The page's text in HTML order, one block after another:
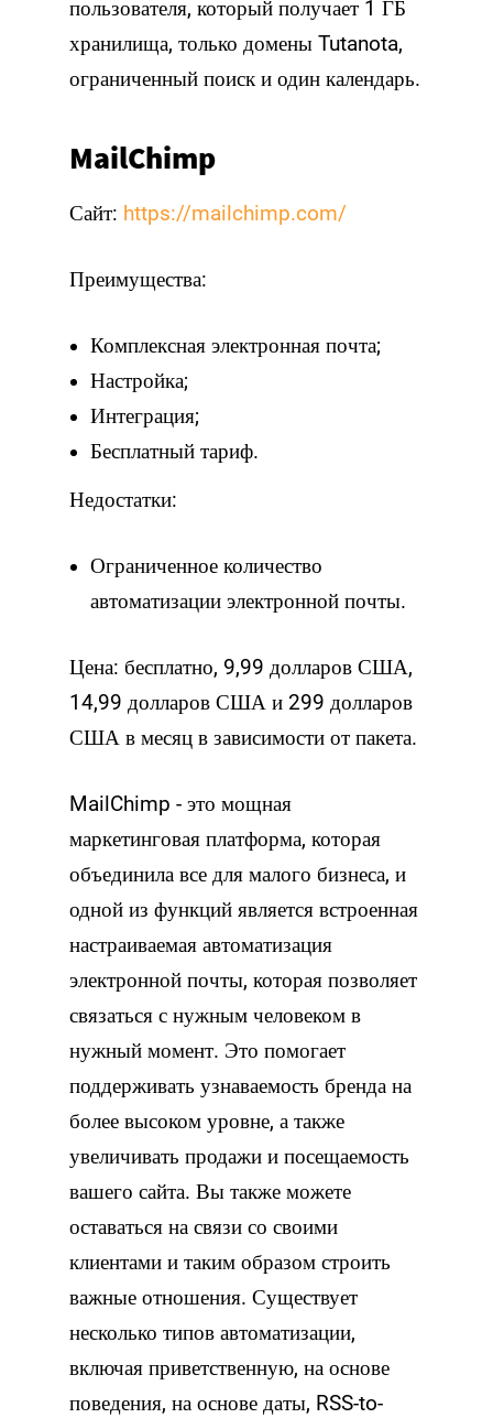
пользователя, который получает 1 ГБ
хранилища, только домены Tutanota,
ограниченный поиск и один календарь.
MailChimp
Сайт: https://mailchimp.com/
Преимущества:
Комплексная электронная почта;
Настройка;
Интеграция;
Бесплатный тариф.
Недостатки:
Ограниченное количество
автоматизации электронной почты.
Цена: бесплатно, 9,99 долларов США,
14,99 долларов США и 299 долларов
США в месяц в зависимости от пакета.
MailChimp - это мощная
маркетинговая платформа, которая
объединила все для малого бизнеса, и
одной из функций является встроенная
настраиваемая автоматизация
электронной почты, которая позволяет
связаться с нужным человеком в
нужный момент. Это помогает
поддерживать узнаваемость бренда на
более высоком уровне, а также
увеличивать продажи и посещаемость
вашего сайта. Вы также можете
оставаться на связи со своими
клиентами и таким образом строить
важные отношения. Существует
несколько типов автоматизации,
включая приветственную, на основе
поведения, на основе даты, RSS-to-